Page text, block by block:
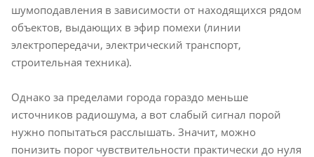
шумоподавления в зависимости от находящихся рядом
объектов, выдающих в эфир помехи (линии
электропередачи, электрический транспорт,
строительная техника).
Однако за пределами города гораздо меньше
источников радиошума, а вот слабый сигнал порой
нужно попытаться расслышать. Значит, можно
понизить порог чувствительности практически до нуля